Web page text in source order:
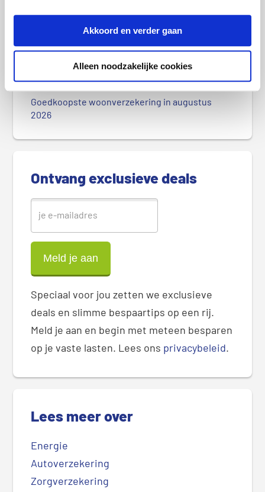
Akkoord en verder gaan
Alleen noodzakelijke cookies
i
a
r
e
d
Meest recente berichten
Hitte en droogte zorgen voor hogere
stroomprijzen
Goedkoopste woonverzekering in augustus
2026
Ontvang exclusieve deals
Speciaal voor jou zetten we exclusieve
deals en slimme bespaartips op een rij.
Meld je aan en begin met meteen besparen
op je vaste lasten. Lees ons privacybeleid.
Lees meer over
Energie
Autoverzekering
Zorgverzekering